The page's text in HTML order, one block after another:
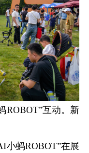
互动。新
蚂ROBOT”在展